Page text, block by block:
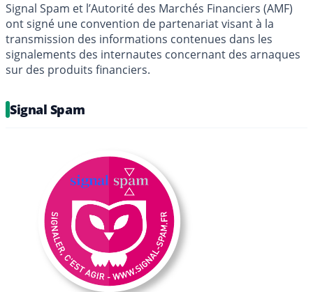
Signal Spam et l’Autorité des Marchés Financiers (AMF)
ont signé une convention de partenariat visant à la
transmission des informations contenues dans les
signalements des internautes concernant des arnaques
sur des produits financiers.
Signal Spam